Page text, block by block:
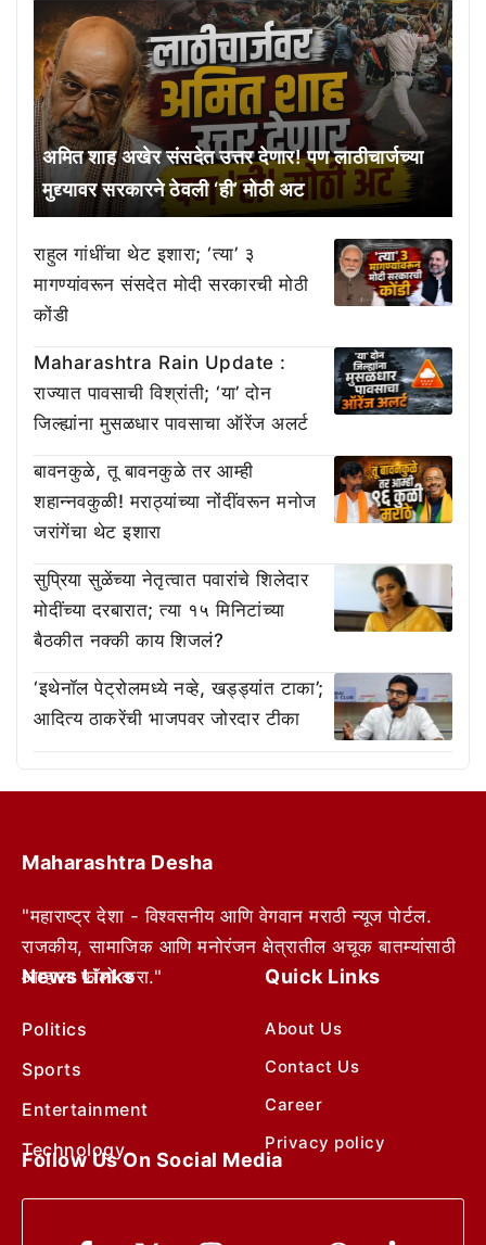
अमित शाह अखेर संसदेत उत्तर देणार! पण लाठीचार्जच्या
मुद्द्यावर सरकारने ठेवली ‘ही’ मोठी अट
राहुल गांधींचा थेट इशारा; ‘त्या’ ३
मागण्यांवरून संसदेत मोदी सरकारची मोठी
कोंडी
Maharashtra Rain Update :
राज्यात पावसाची विश्रांती; ‘या’ दोन
जिल्ह्यांना मुसळधार पावसाचा ऑरेंज अलर्ट
बावनकुळे, तू बावनकुळे तर आम्ही
शहान्नवकुळी! मराठ्यांच्या नोंदींवरून मनोज
जरांगेंचा थेट इशारा
सुप्रिया सुळेंच्या नेतृत्वात पवारांचे शिलेदार
मोदींच्या दरबारात; त्या १५ मिनिटांच्या
बैठकीत नक्की काय शिजलं?
‘इथेनॉल पेट्रोलमध्ये नव्हे, खड्ड्यांत टाका’;
आदित्य ठाकरेंची भाजपवर जोरदार टीका
Maharashtra Desha
"महाराष्ट्र देशा - विश्वसनीय आणि वेगवान मराठी न्यूज पोर्टल.
राजकीय, सामाजिक आणि मनोरंजन क्षेत्रातील अचूक बातम्यांसाठी
आम्हाला फॉलो करा."
News Links
Politics
Sports
Entertainment
Technology
Quick Links
About Us
Contact Us
Career
Privacy policy
Follow Us On Social Media